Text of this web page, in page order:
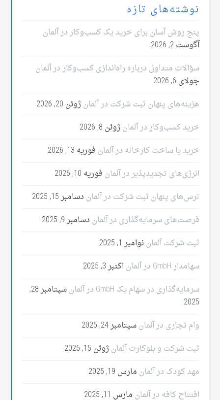
نوشته‌های تازه
پنج روش آسان برای خرید یک کسب‌وکار در آلمان
آگوست 2, 2026
سؤالات متداول درباره راه‌اندازی کسب‌وکار در آلمان
جولای 6, 2026
هزینه‌های پنهان ثبت شرکت در آلمان ژوئن 20, 2026
خرید کسب‌وکار در آلمان ژوئن 8, 2026
خرید یا ساخت کارخانه در آلمان فوریه 13, 2026
انرژی‌های تجدیدپذیر در آلمان فوریه 10, 2026
ترس‌های پنهان ثبت شرکت در آلمان دسامبر 15, 2025
فرصت‌های سرمایه‌گذاری در آلمان دسامبر 9, 2025
ثبت شرکت آلماننوامبر 1, 2025
سهامدار GmbH در آلمان
اکتبر 3, 2025
سرمایه‌گذاری در سهام یک GmbH در آلمان
سپتامبر 28,
2025
وام تجاری در آلمانسپتامبر 24, 2025
ثبت شرکت و بلوکارت آلمان ژوئن 15, 2025
مهد کودک در آلمان مارس 19, 2025
افتتاح کافه در آلمان مارس 11, 2025